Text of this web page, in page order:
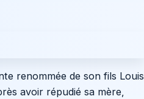
renommée de son fils Louis
avoir répudié sa mère,